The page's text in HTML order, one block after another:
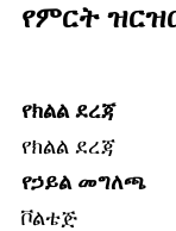
የምርት
የክልል ደረጃ
የክልል ደረጃ
የኃይል መግለጫ
ቮልቴጅ